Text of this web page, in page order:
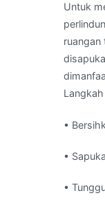
Untuk
ruangan
•
•
•